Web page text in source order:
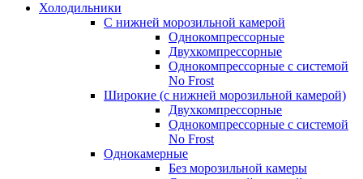
Холодильники
С нижней морозильной камерой
Однокомпрессорные
Двухкомпрессорные
Однокомпрессорные с системой
No Frost
Широкие (с нижней морозильной камерой)
Двухкомпрессорные
Однокомпрессорные с системой
No Frost
Однокамерные
Без морозильной камеры